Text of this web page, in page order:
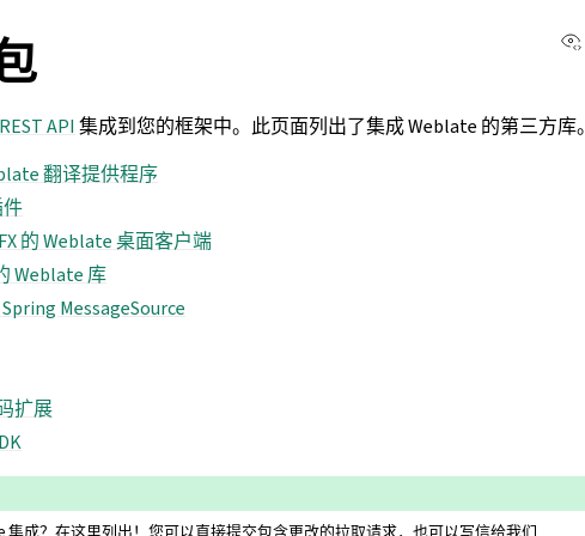
API 集成到您的框架中。此页面列出了集成 Weblate 的第三方库。
翻译提供程序
件
的 Weblate 桌面客户端
Weblate 库
MessageSource
扩展
集成？在这里列出！您可以直接提交包含更改的拉取请求，也可以写信给我们